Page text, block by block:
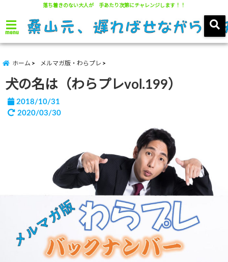
落ち着きのない大人が 手あたり次第にチャレンジします！！
menu
ホーム メルマガ版・わらプレ
犬の名は（わらプレvol.199）
2018/10/31
2020/03/30